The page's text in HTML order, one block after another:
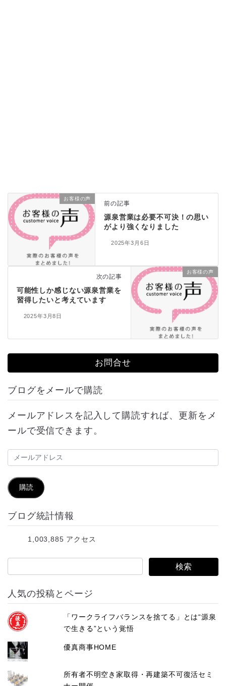
お客様の声
前の記事
源泉営業は必要不可決！の思い
がより強くなりました
2025年3月6日
お客様の声
次の記事
可能性しか感じない源泉営業を
習得したいと考えています
2025年3月8日
お問合せ
ブログをメールで購読
メールアドレスを記入して購読すれば、更新をメ
ールで受信できます。
メ
ル
ア
ド
購読
ブログ統計情報
1,003,885 アクセス
人気の投稿とページ
「ワークライフバランスを捨てる」とは“源泉
で生きる”という覚悟
優真商事HOME
所有者不明空き家取得・再建築不可復活セミ